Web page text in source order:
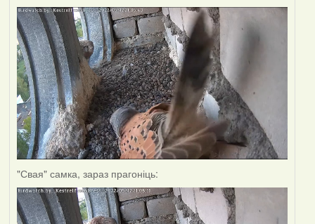
"Свая" самка, зараз прагоніць: